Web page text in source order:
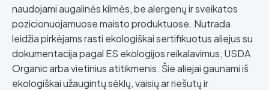
naudojami augalinės kilmės, be alergenų ir sveikatos
pozicionuojamuose maisto produktuose. Nutrada
leidžia pirkėjams rasti ekologiškai sertifikuotus aliejus su
dokumentacija pagal ES ekologijos reikalavimus, USDA
Organic arba vietinius atitikmenis. Šie aliejai gaunami iš
ekologiškai užaugintų sėklų, vaisių ar riešutų ir